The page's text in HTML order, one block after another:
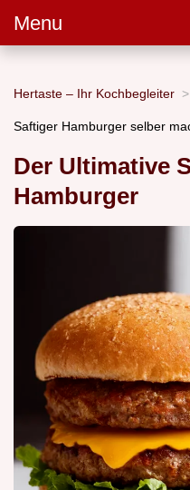
Menu
Hertaste – Ihr Kochbegleiter
Saftiger Hamburger selber
Der Ultimative
Hamburger